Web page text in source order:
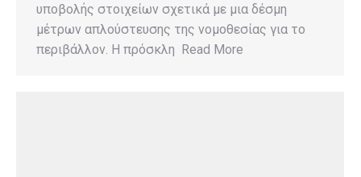
υποβολής στοιχείων σχετικά με μια δέσμη
μέτρων απλούστευσης της νομοθεσίας για το
περιβάλλον. Η πρόσκλη Read More